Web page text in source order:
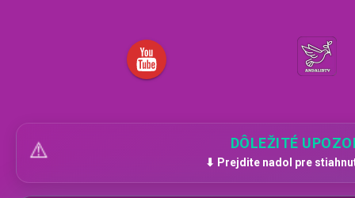
⚠️ DÔLEŽITÉ
⬇ Prejdite nadol pre